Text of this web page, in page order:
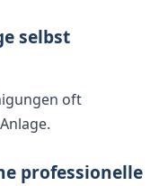
selbst
oft
professionelle